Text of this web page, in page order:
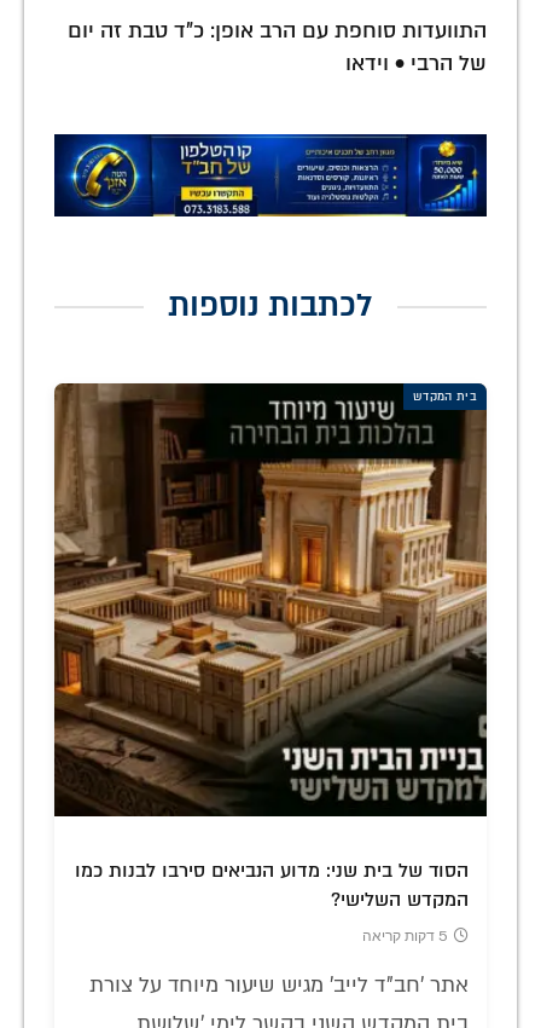
התוועדות סוחפת עם הרב אופן: כ"ד טבת זה יום
של הרבי • וידאו
לכתבות נוספות
בית המקדש
הסוד של בית שני: מדוע הנביאים סירבו לבנות כמו
המקדש השלישי?
5 דקות קריאה
אתר 'חב"ד לייב' מגיש שיעור מיוחד על צורת